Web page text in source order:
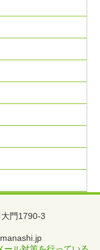
門1790-3